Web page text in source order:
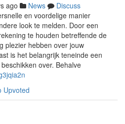
ago News
Discuss
en voordelige manier
look te melden. Door een
te houden betreffende de
plezier hebben over jouw
is het belangrijk teneinde een
over. Behalve
Upvoted